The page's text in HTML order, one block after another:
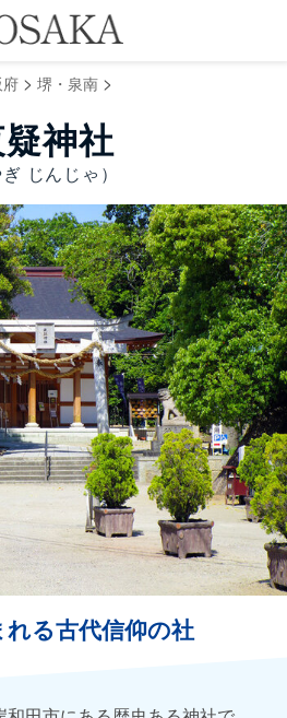
> 堺・泉南 >
神社
ぎ じんじゃ）
れる古代信仰の社